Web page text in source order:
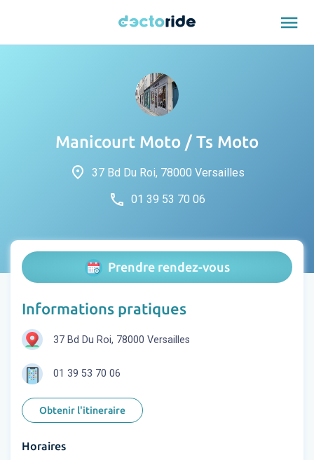
menu
Manicourt Moto / Ts Moto
place 37 Bd Du Roi, 78000 Versailles
phone 01 39 53 70 06
Prendre rendez-vous
Informations pratiques
37 Bd Du Roi, 78000 Versailles
01 39 53 70 06
Obtenir l'itineraire
Horaires